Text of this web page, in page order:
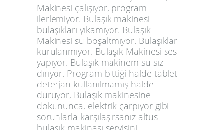
Makinesi çalışıyor, program
ilerlemiyor. Bulaşık makinesi
bulaşıkları yıkamıyor. Bulaşık
Makinesi su boşaltmıyor. Bulaşıklar
kurulanmıyor. Bulaşık Makinesi ses
yapıyor. Bulaşık makinem su sız
dırıyor. Program bittiği halde tablet
deterjan kullanılmamış halde
duruyor, Bulaşık makinesine
dokununca, elektrik çarpıyor gibi
sorunlarla karşılaşırsanız altus
bulaşık makinası servisini